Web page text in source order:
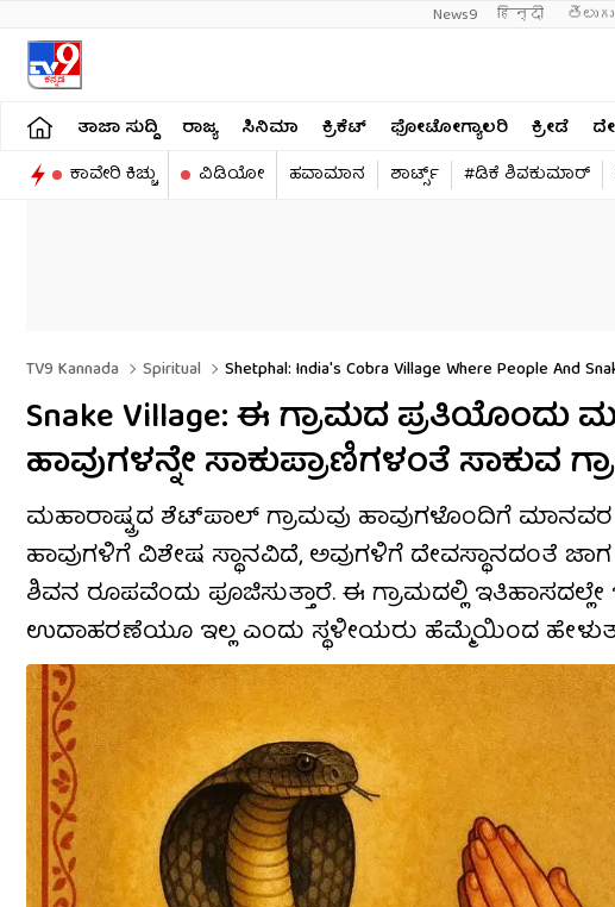
News9 हिन्दी తెలుగు
ತಾಜಾ ಸುದ್ದಿ ರಾಜ್ಯ ಸಿನಿಮಾ ಕ್ರಿಕೆಟ್​ ಫೋಟೋಗ್ಯಾಲರಿ ಕ್ರೀಡೆ
ಕಾವೇರಿ ಕಿಚ್ಚು
ವಿಡಿಯೋ ಹವಾಮಾನ ಶಾರ್ಟ್ಸ್​ #ಡಿಕೆ ಶಿವಕುಮಾರ್​
TV9 Kannada Spiritual Shetphal: India's Cobra Village Where People And
Snake Village: ಈ ಗ್ರಾಮದ
ಹಾವುಗಳನ್ನೇ ಸಾಕುಪ್ರಾಣಿಗಳಂತೆ ಸಾಕುವ
ಮಹಾರಾಷ್ಟ್ರದ ಶೆಟ್‌ಪಾಲ್ ಗ್ರಾಮವು ಹಾವುಗಳೊಂದಿಗೆ ಮಾನವರ
ಹಾವುಗಳಿಗೆ ವಿಶೇಷ ಸ್ಥಾನವಿದೆ, ಅವುಗಳಿಗೆ ದೇವಸ್ಥಾನದಂತೆ ಜಾಗ
ಶಿವನ ರೂಪವೆಂದು ಪೂಜಿಸುತ್ತಾರೆ. ಈ ಗ್ರಾಮದಲ್ಲಿ
ಉದಾಹರಣೆಯೂ ಇಲ್ಲ ಎಂದು ಸ್ಥಳೀಯರು ಹೆಮ್ಮೆಯಿಂದ